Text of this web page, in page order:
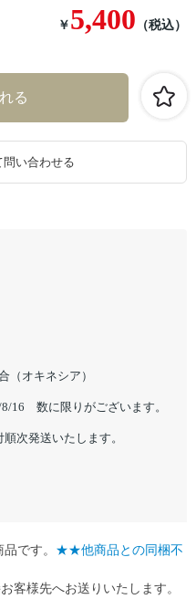
￥ 5,400 （税込）
（オキネシア）
16 数に限りがございます。
次発送いたします。
い合わせる
です。 ★★他商品との同梱不
客様先へお送りいたします。